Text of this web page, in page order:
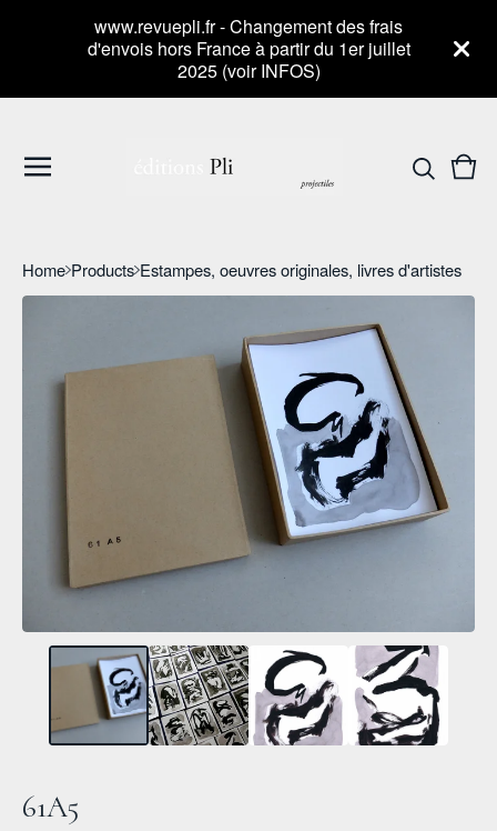
www.revuepli.fr - Changement des frais
d'envois hors France à partir du 1er juillet
2025 (voir INFOS)
0
Home Products Estampes, oeuvres originales, livres d'artistes
61A5